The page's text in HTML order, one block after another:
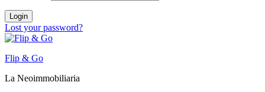
Login
Lost your password?
Flip & Go
La Neoimmobiliaria